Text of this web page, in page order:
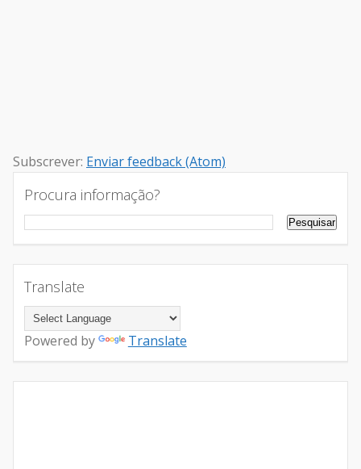
Subscrever: Enviar feedback (Atom)
Procura informação?
Translate
Powered by Translate